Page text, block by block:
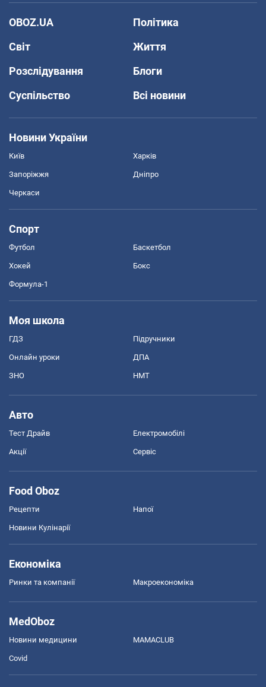
OBOZ.UA
Політика
Світ
Життя
Розслідування
Блоги
Суспільство
Всі новини
Новини України
Київ Харків
Запоріжжя Дніпро
Черкаси
Спорт
Футбол Баскетбол
Хокей Бокс
Формула-1
Моя школа
ГДЗ Підручники
Онлайн уроки ДПА
ЗНО НМТ
Авто
Тест Драйв Електромобілі
Акції Сервіс
Food Oboz
Рецепти Напої
Новини Кулінарії
Економіка
Ринки та компанії Макроекономіка
MedOboz
Новини медицини MAMACLUB
Covid